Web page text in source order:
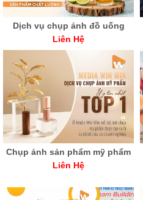
Dịch vụ chụp ảnh đồ uống
Liên Hệ
Chụp ảnh sản phẩm mỹ phẩm
Liên Hệ